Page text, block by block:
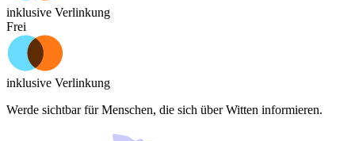
inklusive Verlinkung
Frei
inklusive Verlinkung
Werde sichtbar für Menschen, die sich überWitten informieren.